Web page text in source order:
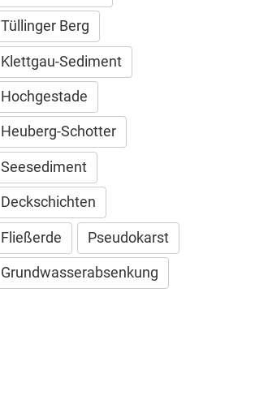
Tüllinger Berg
Klettgau-Sediment
Hochgestade
Heuberg-Schotter
Seesediment
Deckschichten
Fließerde Pseudokarst
Grundwasserabsenkung